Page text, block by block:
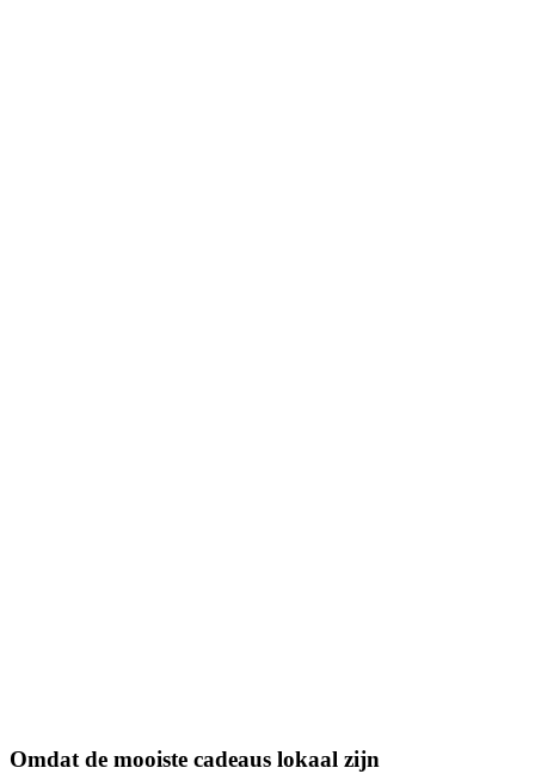
Omdat de mooiste cadeaus lokaal zijn